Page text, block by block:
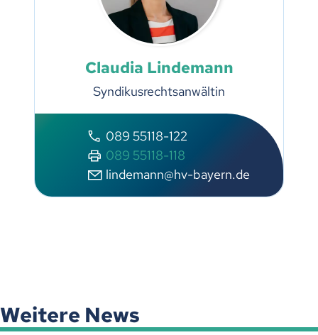
Claudia Lindemann
Syndikusrechtsanwältin
089 55118-122
089 55118-118
lindemann@hv-bayern.de
Weitere News